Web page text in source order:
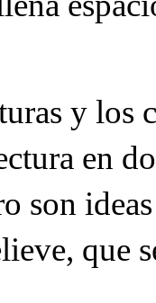
y los
en
son
que